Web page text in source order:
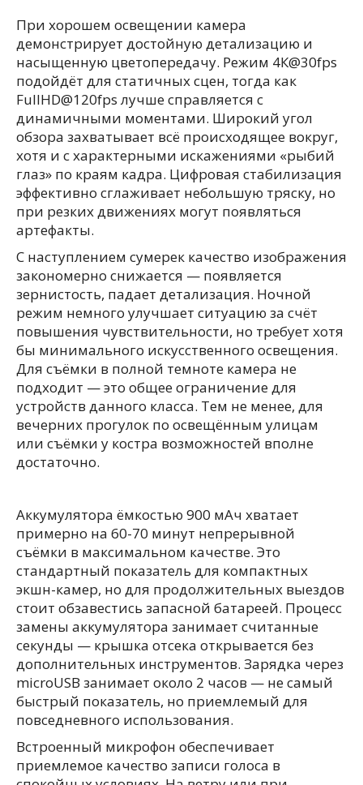
При хорошем освещении камера
демонстрирует достойную детализацию и
насыщенную цветопередачу. Режим 4К@30fps
подойдёт для статичных сцен, тогда как
FullHD@120fps лучше справляется с
динамичными моментами. Широкий угол
обзора захватывает всё происходящее вокруг,
хотя и с характерными искажениями «рыбий
глаз» по краям кадра. Цифровая стабилизация
эффективно сглаживает небольшую тряску, но
при резких движениях могут появляться
артефакты.
С наступлением сумерек качество изображения
закономерно снижается — появляется
зернистость, падает детализация. Ночной
режим немного улучшает ситуацию за счёт
повышения чувствительности, но требует хотя
бы минимального искусственного освещения.
Для съёмки в полной темноте камера не
подходит — это общее ограничение для
устройств данного класса. Тем не менее, для
вечерних прогулок по освещённым улицам
или съёмки у костра возможностей вполне
достаточно.
Аккумулятора ёмкостью 900 мАч хватает
примерно на 60-70 минут непрерывной
съёмки в максимальном качестве. Это
стандартный показатель для компактных
экшн-камер, но для продолжительных выездов
стоит обзавестись запасной батареей. Процесс
замены аккумулятора занимает считанные
секунды — крышка отсека открывается без
дополнительных инструментов. Зарядка через
microUSB занимает около 2 часов — не самый
быстрый показатель, но приемлемый для
повседневного использования.
Встроенный микрофон обеспечивает
приемлемое качество записи голоса в